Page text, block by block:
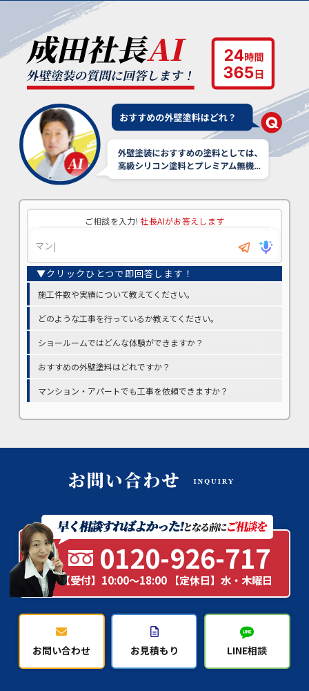
ご相談を入力! 社長AIがお答えします
施工件数や実績について教えてください。
どのような工事を行っているか教えてください。
ショールームではどんな体験ができますか？
おすすめの外壁塗料はどれですか？
マンション・アパートでも工事を依頼できますか？
0120-926-717
【受付】10:00～18:00 【定休日】水・木曜日
お問い合わせ お見積もり LINE相談